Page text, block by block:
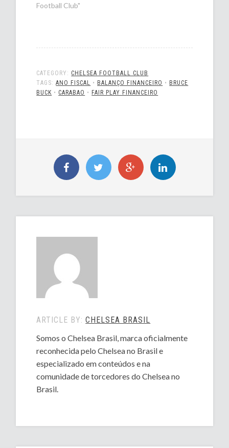
Football Club"
CATEGORY: CHELSEA FOOTBALL CLUB
TAGS:ANO FISCAL • BALANÇO FINANCEIRO • BRUCE
BUCK • CARABAO • FAIR PLAY FINANCEIRO
ARTICLE BY:CHELSEA BRASIL
Somos o Chelsea Brasil, marca oficialmente
reconhecida pelo Chelsea no Brasil e
especializado em conteúdos e na
comunidade de torcedores do Chelsea no
Brasil.